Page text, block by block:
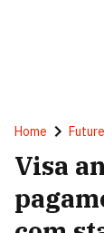
Home
Visa